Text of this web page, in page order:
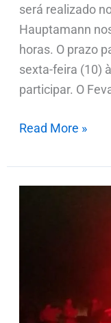
será realizado
Hauptamann
horas. O prazo
sexta-feira (10)
participar. O
Read More »
recuperado;
suspeito